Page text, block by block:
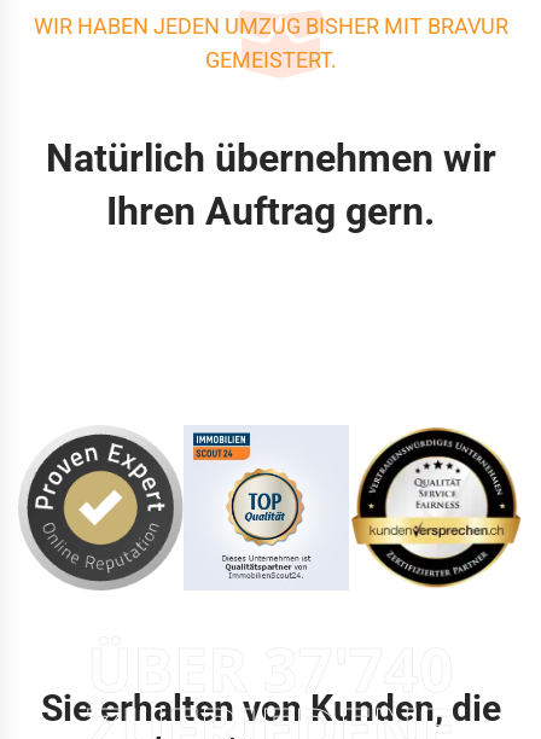
WIR HABEN JEDEN UMZUG BISHER MIT BRAVUR
GEMEISTERT.
Natürlich übernehmen wir
Ihren Auftrag gern.
Sie erhalten von Kunden, die